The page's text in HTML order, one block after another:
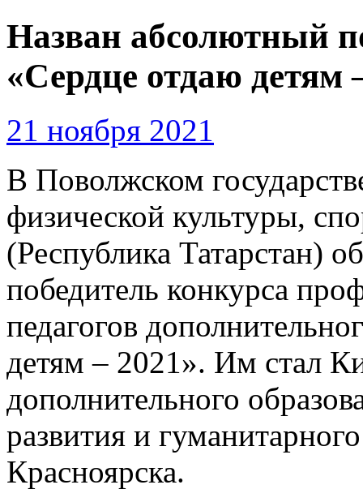
Назван абсолютный
«Сердце отдаю детям
21 ноября 2021
В Поволжском
физической культуры,
(Республика Татарстан)
победитель конкурса
педагогов
детям – 2021». Им стал
дополнительного
развития и
Красноярска.